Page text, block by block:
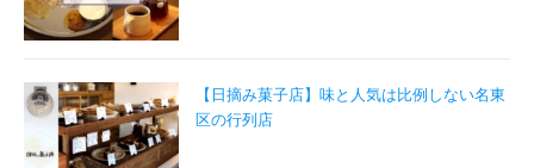
【日摘み菓子店】味と人気は比例しない名東
区の行列店